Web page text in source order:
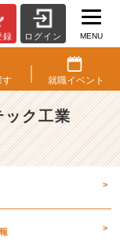
録 ログイン MENU
す 就職イベント
ック工業
>
>